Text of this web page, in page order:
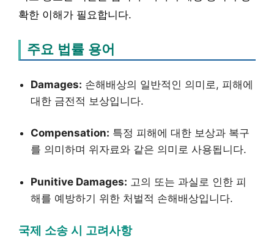
확한 이해가 필요합니다.
주요 법률 용어
Damages: 손해배상의 일반적인 의미로, 피해에
대한 금전적 보상입니다.
Compensation: 특정 피해에 대한 보상과 복구
를 의미하며 위자료와 같은 의미로 사용됩니다.
Punitive Damages: 고의 또는 과실로 인한 피
해를 예방하기 위한 처벌적 손해배상입니다.
국제 소송 시 고려사항